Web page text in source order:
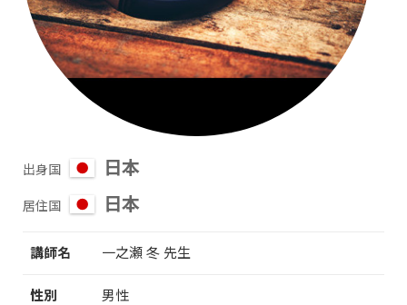
出身国 日本
居住国 日本
講師名 一之瀬 冬 先生
性別 男性